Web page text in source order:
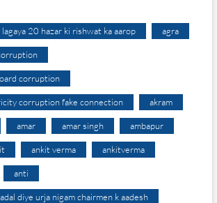
20 hazar ki rishwat ka aarop agra
corruption
corruption fake connection akram
amar amar singh ambapur
ankit verma ankitverma
anti
diye urja nigam chairmen k aadesh